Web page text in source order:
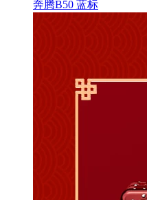
奔腾B50 蓝标